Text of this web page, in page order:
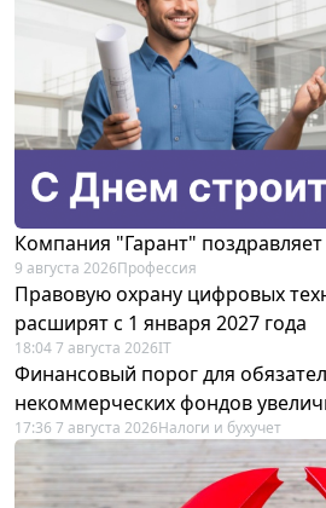
Компания "Гарант"
9 августа 2026Профессия
Правовую охрану цифровых
расширят с 1 января 2027 года
18:04 7 августа 2026IT
Финансовый порог для
некоммерческих фондов
17:36 7 августа 2026Налоги и бухучет